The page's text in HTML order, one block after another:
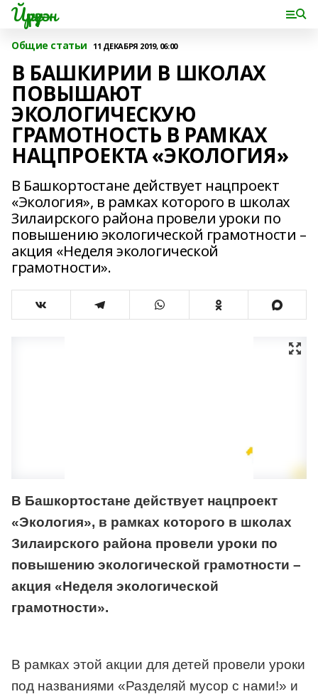
Йүрүҙән
Общие статьи 11 ДЕКАБРЯ 2019, 06:00
В БАШКИРИИ В ШКОЛАХ
ПОВЫШАЮТ
ЭКОЛОГИЧЕСКУЮ
ГРАМОТНОСТЬ В РАМКАХ
НАЦПРОЕКТА «ЭКОЛОГИЯ»
В Башкортостане действует нацпроект
«Экология», в рамках которого в школах
Зилаирского района провели уроки по
повышению экологической грамотности –
акция «Неделя экологической
грамотности».
В Башкортостане действует нацпроект
«Экология», в рамках которого в школах
Зилаирского района провели уроки по
повышению экологической грамотности –
акция «Неделя экологической
грамотности».
В рамках этой акции для детей провели уроки
под названиями «Разделяй мусор с нами!» и